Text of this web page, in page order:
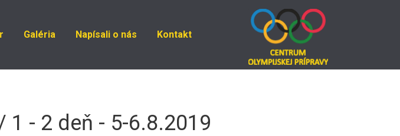
Galéria Napísali o nás Kontakt
1 - 2 deň - 5-6.8.2019